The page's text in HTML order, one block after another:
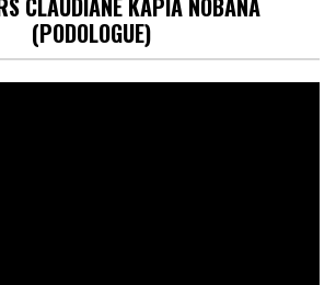
(PODOLOGUE)